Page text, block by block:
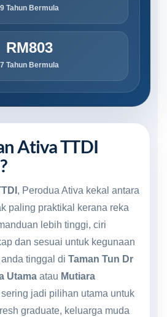
9 Tahun Bermula
RM803
7 Tahun Bermula
Ativa TTDI
, Perodua Ativa kekal antara
paling praktikal kerana reka
lebih tinggi, ciri
dan sesuai untuk kegunaan
tinggal di Taman Tun Dr
Utama atau Mutiara
sering jadi pilihan utama untuk
graduate, keluarga muda